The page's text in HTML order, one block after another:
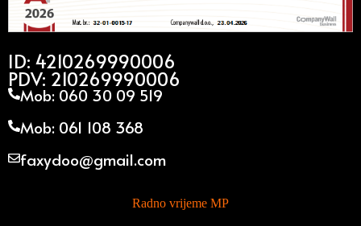
ID: 4210269990006
PDV: 210269990006
Mob: 060 30 09 519
Mob: 061 108 368
faxydoo@gmail.com
Radno vrijeme MP